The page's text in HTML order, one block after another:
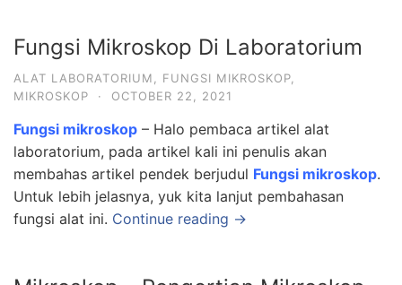
Fungsi Mikroskop Di Laboratorium
ALAT LABORATORIUM FUNGSI MIKROSKOP
MIKROSKOP
· OCTOBER 22, 2021
Fungsi mikroskop – Halo pembaca artikel alat
laboratorium, pada artikel kali ini penulis akan
membahas artikel pendek berjudul Fungsi mikroskop.
Untuk lebih jelasnya, yuk kita lanjut pembahasan
fungsi alat ini. Continue reading →